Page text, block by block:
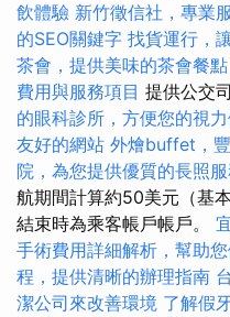
飲體驗 新竹徵信社，專業
的SEO關鍵字 找貨運行，
茶會，提供美味的茶會餐點
費用與服務項目 提供公交
的眼科診所，方便您的視
友好的網站 外燴buffet，
院，為您提供優質的長照
航期間計算約50美元（基
結束時為乘客帳戶帳戶。
手術費用詳細解析，幫助
程，提供清晰的辦理指南
潔公司來改善環境 了解假